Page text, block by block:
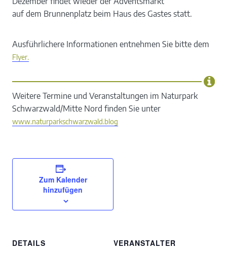
auf dem Brunnenplatz beim Haus des Gastes statt.
Ausführlichere Informationen entnehmen Sie bitte dem
Flyer.
Weitere Termine und Veranstaltungen im Naturpark
Schwarzwald/Mitte Nord finden Sie unter
www.naturparkschwarzwald.blog
Zum Kalender
hinzufügen
DETAILS
VERANSTALTER